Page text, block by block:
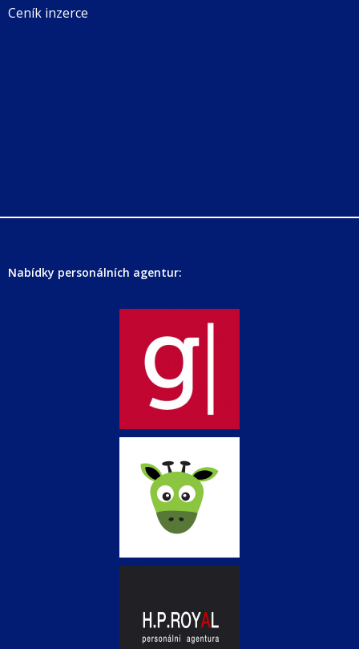
Ceník inzerce
Nabídky personálních agentur: